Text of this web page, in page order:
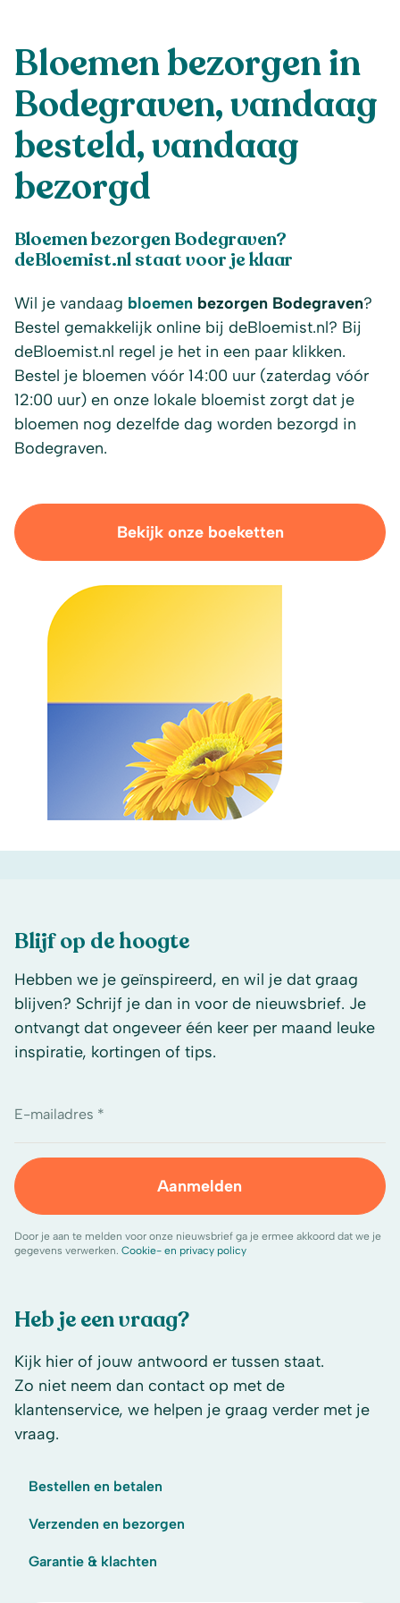
Bloemen bezorgen in
Bodegraven, vandaag
besteld, vandaag
bezorgd
Bloemen bezorgen Bodegraven?
deBloemist.nl staat voor je klaar
Wil je vandaag bloemen bezorgen Bodegraven?
Bestel gemakkelijk online bij deBloemist.nl? Bij
deBloemist.nl regel je het in een paar klikken.
Bestel je bloemen vóór 14:00 uur (zaterdag vóór
12:00 uur) en onze lokale bloemist zorgt dat je
bloemen nog dezelfde dag worden bezorgd in
Bodegraven.
Bekijk onze boeketten
Heb je een vraag?
Kijk hier of jouw antwoord er tussen staat.
Zo niet neem dan contact op met de
klantenservice, we helpen je graag verder met je
vraag.
Bestellen en betalen
Verzenden en bezorgen
Garantie & klachten
Blijf op de hoogte
Hebben we je geïnspireerd, en wil je dat graag
blijven? Schrijf je dan in voor de nieuwsbrief. Je
ontvangt dat ongeveer één keer per maand leuke
inspiratie, kortingen of tips.
E-mailadres *
Aanmelden
Door je aan te melden voor onze nieuwsbrief ga je ermee akkoord dat we je
gegevens verwerken. Cookie- en privacy policy